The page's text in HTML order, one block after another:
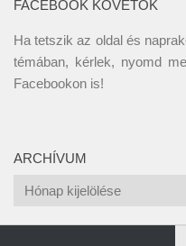
FACEBOOK KÖVETŐK
Ha tetszik az oldal és
témában, kérlek, nyomd
Facebookon is!
ARCHÍVUM
Archívum